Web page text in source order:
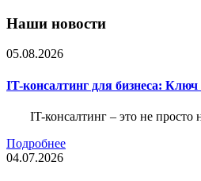
Наши новости
05.08.2026
IT-консалтинг для бизнеса:
IT-консалтинг – это не
Подробнее
04.07.2026